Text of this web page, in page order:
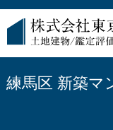
練馬区 新築マ